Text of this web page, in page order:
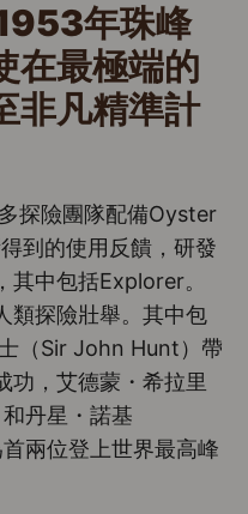
年珠峰
在最極端的
非凡精準計
探險團隊配備Oyster
到的使用反饋，研發
其中包括Explorer。
類探險壯舉。其中包
（Sir John Hunt）帶
功，艾德蒙・希拉里
丹星・諾基
兩位登上世界最高峰